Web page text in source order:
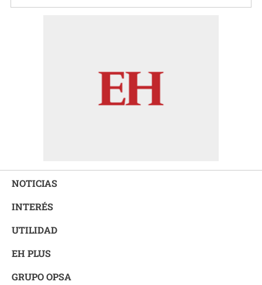
NOTICIAS
INTERÉS
UTILIDAD
EH PLUS
GRUPO OPSA